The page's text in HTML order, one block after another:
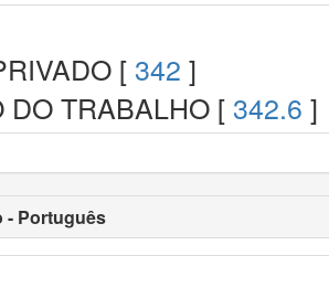
[ 342 ]
DO TRABALHO [ 342.6 ]
- Português